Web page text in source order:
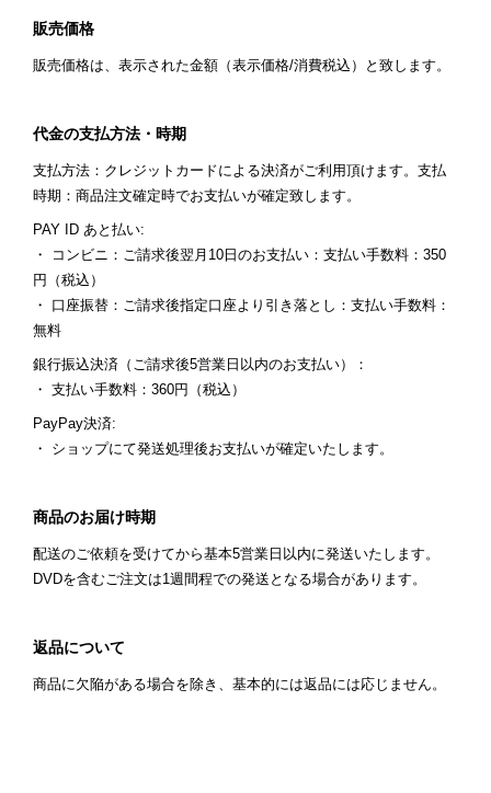
販売価格
販売価格は、表示された金額（表示価格/消費税込）と致します。
代金の支払方法・時期
支払方法：クレジットカードによる決済がご利用頂けます。支払
時期：商品注文確定時でお支払いが確定致します。
PAY ID あと払い:
・ コンビニ：ご請求後翌月10日のお支払い：支払い手数料：350
円（税込）
・ 口座振替：ご請求後指定口座より引き落とし：支払い手数料：
無料
銀行振込決済（ご請求後5営業日以内のお支払い）：
・ 支払い手数料：360円（税込）
PayPay決済:
・ ショップにて発送処理後お支払いが確定いたします。
商品のお届け時期
配送のご依頼を受けてから基本5営業日以内に発送いたします。
DVDを含むご注文は1週間程での発送となる場合があります。
返品について
商品に欠陥がある場合を除き、基本的には返品には応じません。